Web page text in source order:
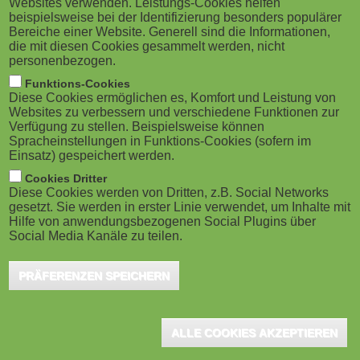
M
o
b
i
l
e
)
g
a
o
n
inclusive approaches. To stay ahead of this
paradigm shift, LUMO Labs is investing in an
unconventional startup with a unique training platform
built for the virtual economy.
By investing in Barcelona-based Metacampus, LUMO is investing
in a global collective of subject-matter experts who've created an
edtech platform empowering digital professionals across
industries to thrive in the fast-changing, increasingly
decentralized digital world and virtual economies. LUMO Fund II
are investing a total amount of € 1.5 million in Metacampus.
insufficiently skilled and experienced people. “The demand for
talent is outstripping supply. Metacampus's training approach
Websites verwenden. Leistungs-Cookies helfen
beispielsweise bei der Identifizierung besonders populärer
Bereiche einer Website. Generell sind die Informationen,
die mit diesen Cookies gesammelt werden, nicht
personenbezogen.
Funktions-Cookies
Diese Cookies ermöglichen es, Komfort und Leistung von
Websites zu verbessern und verschiedene Funktionen zur
Verfügung zu stellen. Beispielsweise können
Spracheinstellungen in Funktions-Cookies (sofern im
Einsatz) gespeichert werden.
Cookies Dritter
Diese Cookies werden von Dritten, z.B. Social Networks
gesetzt. Sie werden in erster Linie verwendet, um Inhalte mit
Hilfe von anwendungsbezogenen Social Plugins über
Social Media Kanäle zu teilen.
PRÄFERENZEN SPEICHERN
ALLE COOKIES AKZEPTIEREN